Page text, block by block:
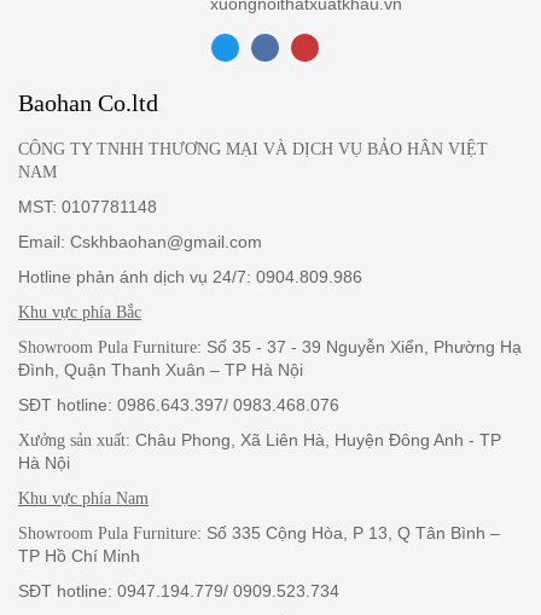
Baohan Co.ltd
CÔNG TY TNHH THƯƠNG MẠI VÀ DỊCH VỤ BẢO HÂN VIỆT
NAM
MST: 0107781148
Email: Cskhbaohan@gmail.com
Hotline phản ánh dịch vụ 24/7: 0904.809.986
Khu vực phía Bắc
Showroom Pula Furniture: Số 35 - 37 - 39 Nguyễn Xiển, Phường Hạ
Đình, Quận Thanh Xuân – TP Hà Nội
SĐT hotline: 0986.643.397/ 0983.468.076
Xưởng sản xuất: Châu Phong, Xã Liên Hà, Huyện Đông Anh - TP
Hà Nội
Khu vực phía Nam
Showroom Pula Furniture: Số 335 Cộng Hòa, P 13, Q Tân Bình –
TP Hồ Chí Minh
SĐT hotline: 0947.194.779/ 0909.523.734